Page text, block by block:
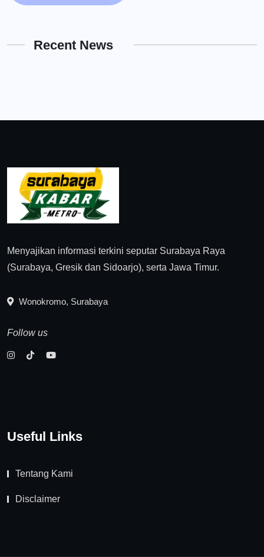
Recent News
Menyajikan informasi terkini seputar Surabaya Raya
(Surabaya, Gresik dan Sidoarjo), serta Jawa Timur.
Wonokromo, Surabaya
Follow us
Useful Links
Tentang Kami
Disclaimer